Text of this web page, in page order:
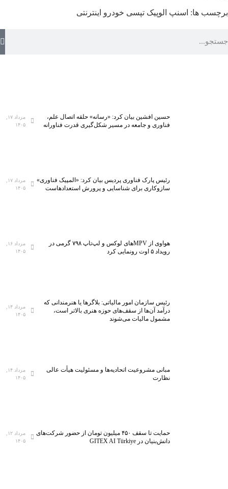
برچسب ها: اسنپ الوپیک تپسی خودرو اینترنتی
حسین افشین بیان کرد: «رسانه» حلقه اتصال علم،
فناوری و جامعه در مسیر شکل‌گیری قدرت فناورانه
۱۴۰۵
رئیس پارک فناوری پردیس بیان کرد: «المپیک فناوری»
سازوکاری برای شناسایی و پرورش استعدادهاست
۱۴۰۵
هواوی از MPVهای لوکس و لپ‌تاپ ۷۹۸ گرمی در
رویداد ۵ اوت رونمایی کرد
۱۴۰۵
رئیس سازمان امور مالیاتی: بلاگر‌ها یا هنرمندانی که
درآمد آن‌ها از سقف‌های حوزه هنری بالاتر است،
مشمول مالیات می‌شوند
۱۴۰۵
مبانی مشروعیت اتحادیه‌ها و مسئولیت هیأت عالی
نظارت
۱۴۰۵
حمایت تا سقف ۴۵۰ میلیون تومان از حضور شرکت‌های
دانش‌بنیان در GITEX AI Türkiye
۱۴۰۵